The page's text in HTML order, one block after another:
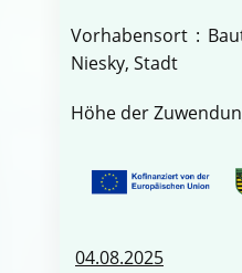
Vorhabensort :
Niesky, Stadt
Höhe der
04.08.2025